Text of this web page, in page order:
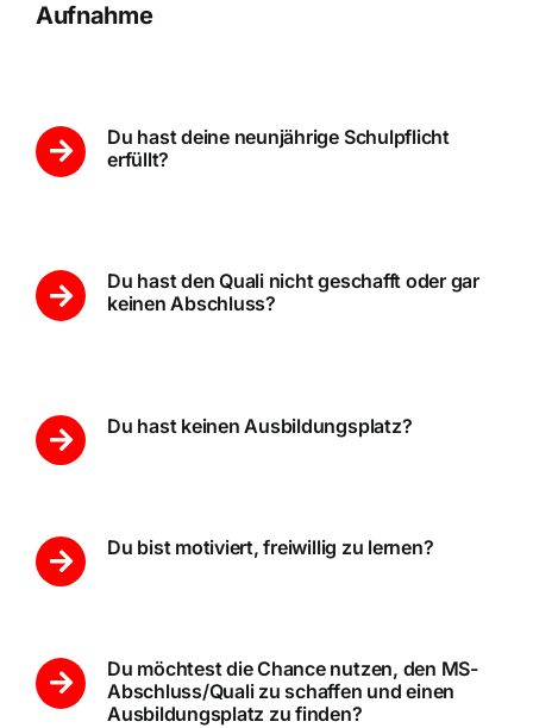
Aufnahme
Du hast deine neunjährige Schulpflicht
erfüllt?
Du hast den Quali nicht geschafft oder gar
keinen Abschluss?
Du hast keinen Ausbildungsplatz?
Du bist motiviert, freiwillig zu lernen?
Du möchtest die Chance nutzen, den MS-
Abschluss/Quali zu schaffen und einen
Ausbildungsplatz zu finden?